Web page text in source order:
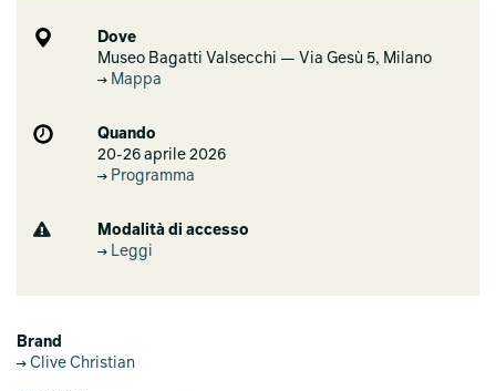
Dove
Museo Bagatti Valsecchi — Via Gesù 5, Milano
Mappa
Quando
20-26 aprile 2026
Programma
Modalità di accesso
Leggi
Brand
Clive Christian